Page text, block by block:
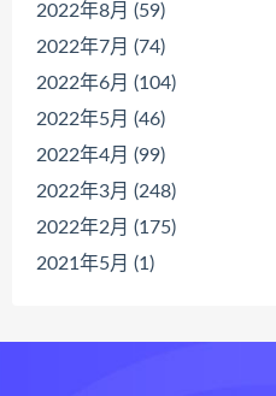
2022年8月 (59)
2022年7月 (74)
2022年6月 (104)
2022年5月 (46)
2022年4月 (99)
2022年3月 (248)
2022年2月 (175)
2021年5月 (1)